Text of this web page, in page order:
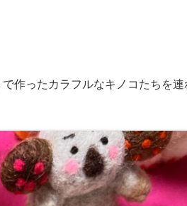
作ったカラフルなキノコたちを連